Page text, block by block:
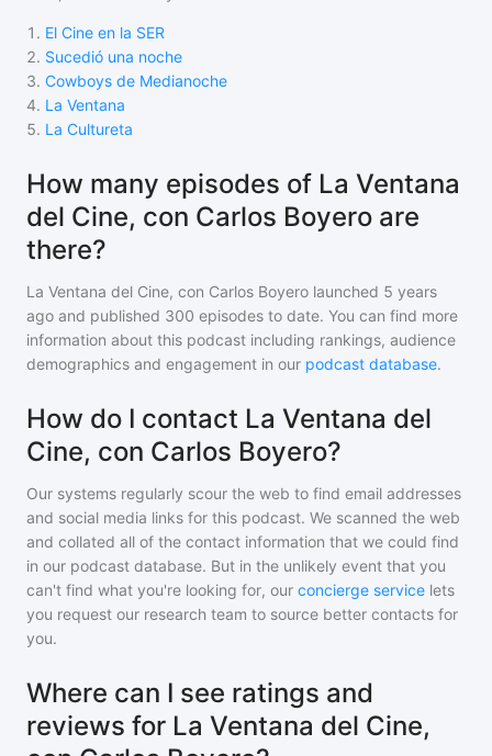
1 . El Cine en la SER
2. Sucedió una noche
3. Cowboys de Medianoche
4. La Ventana
5. La Cultureta
How many episodes of La Ventana
del Cine, con Carlos Boyero are
there?
La Ventana del Cine, con Carlos Boyero launched 5 years
ago and published 300 episodes to date. You can find more
information about this podcast including rankings, audience
demographics and engagement in our podcast database.
How do I contact La Ventana del
Cine, con Carlos Boyero?
Our systems regularly scour the web to find email addresses
and social media links for this podcast. We scanned the web
and collated all of the contact information that we could find
in our podcast database. But in the unlikely event that you
can't find what you're looking for, our concierge service lets
you request our research team to source better contacts for
you.
Where can I see ratings and
reviews for La Ventana del Cine,